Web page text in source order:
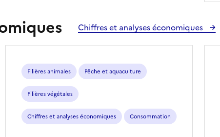
Chiffres et analyses économiques
Filières animales Pêche et aquaculture
Filières végétales
Chiffres et analyses économiques Consommation